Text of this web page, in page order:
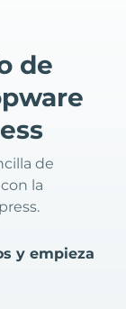
de
de
la
y empieza